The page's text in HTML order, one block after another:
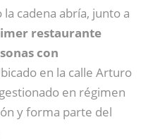
cadena abría, junto a
restaurante
con
en la calle Arturo
en régimen
y forma parte del